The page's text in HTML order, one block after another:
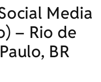
Media
– Rio de
BR